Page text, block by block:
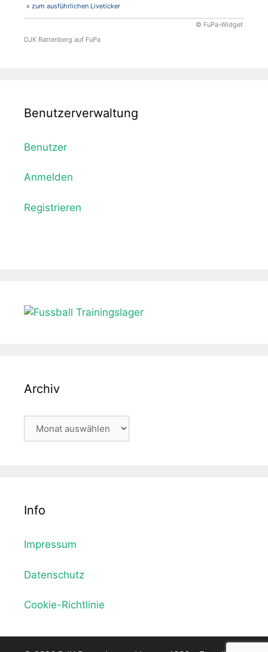
» zum ausführlichen Liveticker
© FuPa-Widget
DJK Rattenberg auf FuPa
Benutzerverwaltung
Benutzer
Anmelden
Registrieren
Archiv
Archiv
Info
Impressum
Datenschutz
Cookie-Richtlinie